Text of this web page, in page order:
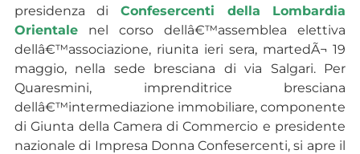
presidenza di Confesercenti della Lombardia
Orientalenel corso dellâ€™assemblea elettiva
dellâ€™associazione, riunita ieri sera, martedÃ¬ 19
maggio, nella sede bresciana di via Salgari. Per
Quaresmini, imprenditrice bresciana
dellâ€™intermediazione immobiliare, componente
di Giunta della Camera di Commercio e presidente
nazionale di Impresa Donna Confesercenti, si apre il